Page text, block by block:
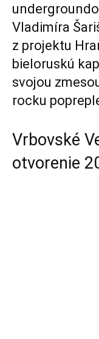
Vladimíra
z projektu
bieloruskú
svojou
rocku
Vrbovské
otvorenie